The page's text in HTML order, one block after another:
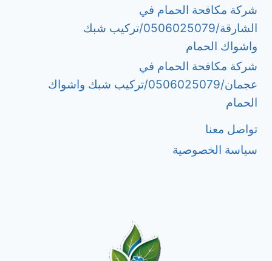
شركة مكافحة الحمام في
الشارقة/0506025079/تركيب شبك
واشواك الحمام
شركة مكافحة الحمام في
عجمان/0506025079/تركيب شبك واشواك
الحمام
تواصل معنا
سياسة الخصوصية